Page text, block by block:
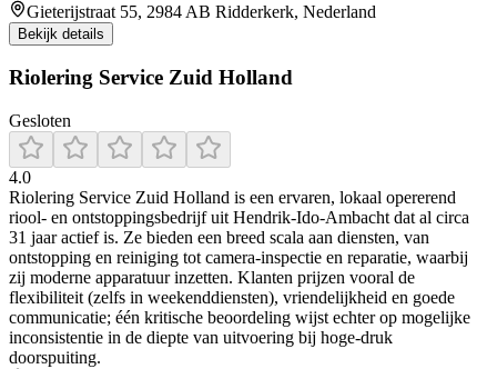
Gieterijstraat 55, 2984 AB Ridderkerk, Nederland
Bekijk details
Riolering Service Zuid Holland
Gesloten
4.0
Riolering Service Zuid Holland is een ervaren, lokaal opererend
riool- en ontstoppingsbedrijf uit Hendrik‑Ido‑Ambacht dat al circa
31 jaar actief is. Ze bieden een breed scala aan diensten, van
ontstopping en reiniging tot camera-inspectie en reparatie, waarbij
zij moderne apparatuur inzetten. Klanten prijzen vooral de
flexibiliteit (zelfs in weekenddiensten), vriendelijkheid en goede
communicatie; één kritische beoordeling wijst echter op mogelijke
inconsistentie in de diepte van uitvoering bij hoge-druk
doorspuiting.